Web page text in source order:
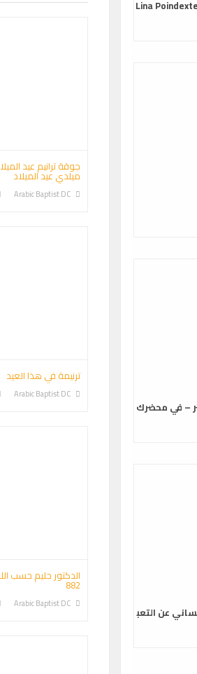
Lina
– في محضرك
عن التعب
جوقة ترانيم عيد
ميلدي عيد الميلاد
Arabic Baptist DC
ترنيمة في هذا العيد
Arabic Baptist DC
الدكتور حليم حسب
882
Arabic Baptist DC